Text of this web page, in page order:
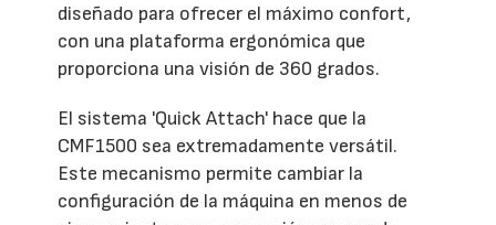
diseñado para ofrecer el máximo confort,
con una plataforma ergonómica que
proporciona una visión de 360 grados.
El sistema 'Quick Attach' hace que la
CMF1500 sea extremadamente versátil.
Este mecanismo permite cambiar la
configuración de la máquina en menos de